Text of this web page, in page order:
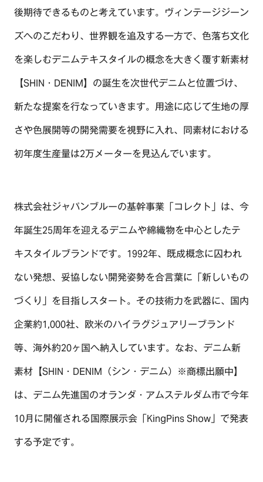
後期待できるものと考えています。ヴィンテージジーン
ズへのこだわり、世界観を追及する一方で、色落ち文化
を楽しむデニムテキスタイルの概念を大きく覆す新素材
【SHIN・DENIM】の誕生を次世代デニムと位置づけ、
新たな提案を行なっていきます。用途に応じて生地の厚
さや色展開等の開発需要を視野に入れ、同素材における
初年度生産量は2万メーターを見込んでいます。
株式会社ジャパンブルーの基幹事業「コレクト」は、今
年誕生25周年を迎えるデニムや綿織物を中心としたテ
キスタイルブランドです。1992年、既成概念に囚われ
ない発想、妥協しない開発姿勢を合言葉に「新しいもの
づくり」を目指しスタート。その技術力を武器に、国内
企業約1,000社、欧米のハイラグジュアリーブランド
等、海外約20ヶ国へ納入しています。なお、デニム新
素材【SHIN・DENIM（シン・デニム）※商標出願中】
は、デニム先進国のオランダ・アムステルダム市で今年
10月に開催される国際展示会「KingPins Show」で発表
する予定です。
RECRUIT
CONTACT